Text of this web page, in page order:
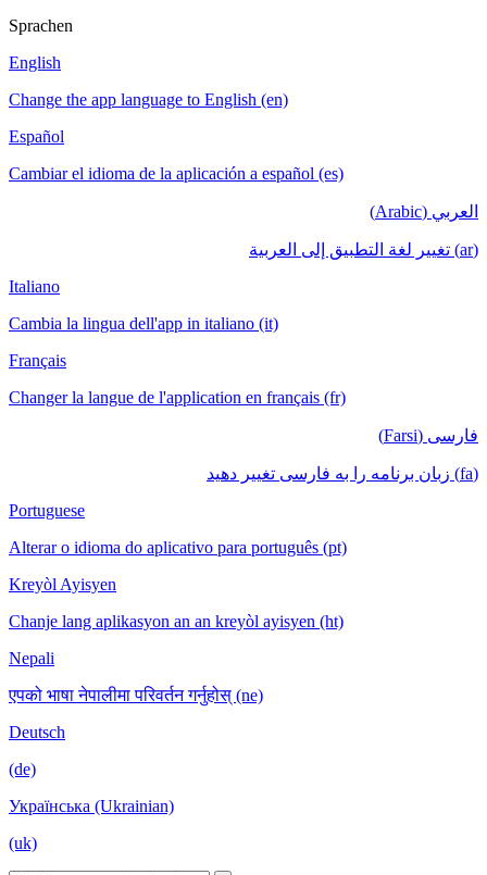
Sprachen
English
Change the app language to English (en)
Español
Cambiar el idioma de la aplicación a español (es)
العربي (Arabic)
(ar) تغيير لغة التطبيق إلى العربية
Italiano
Cambia la lingua dell'app in italiano (it)
Français
Changer la langue de l'application en français (fr)
فارسی (Farsi)
(fa) زبان برنامه را به فارسی تغییر دهید
Portuguese
Alterar o idioma do aplicativo para português (pt)
Kreyòl Ayisyen
Chanje lang aplikasyon an an kreyòl ayisyen (ht)
Nepali
एपको भाषा नेपालीमा परिवर्तन गर्नुहोस् (ne)
Deutsch
(de)
Українська (Ukrainian)
(uk)